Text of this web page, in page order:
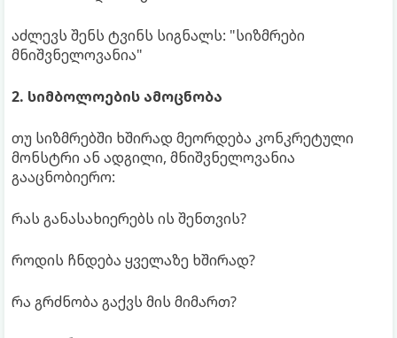
აძლევს შენს ტვინს სიგნალს: "სიზმრები
მნიშვნელოვანია"
2. სიმბოლოების ამოცნობა
თუ სიზმრებში ხშირად მეორდება კონკრეტული
მონსტრი ან ადგილი, მნიშვნელოვანია
გააცნობიერო:
რას განასახიერებს ის შენთვის?
როდის ჩნდება ყველაზე ხშირად?
რა გრძნობა გაქვს მის მიმართ?